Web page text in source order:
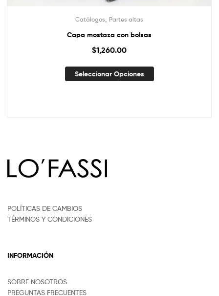
Catálogos Partes altas
Capa mostaza con bolsas
$1,260.00
Seleccionar Opciones
POLÍTICAS DE CAMBIOS
TÉRMINOS Y CONDICIONES
INFORMACIÓN
SOBRE NOSOTROS
PREGUNTAS FRECUENTES